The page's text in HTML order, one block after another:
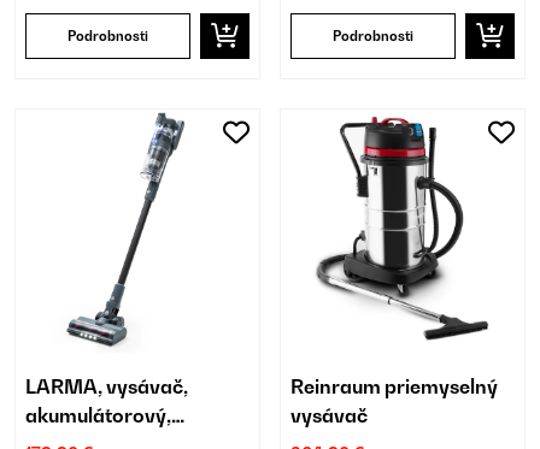
Podrobnosti Podrobnosti
LARMA, vysávač,
akumulátorový,
bezvreckový,
Reinraum priemyselný
vysávač